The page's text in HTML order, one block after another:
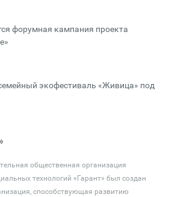
форумная кампания проекта
экофестиваль «Живица» под
общественная организация
технологий «Гарант» был создан
способствующая развитию